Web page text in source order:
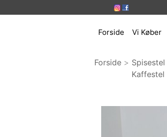
Forside Vi Køber
Forside > Spisestel
Kaffestel